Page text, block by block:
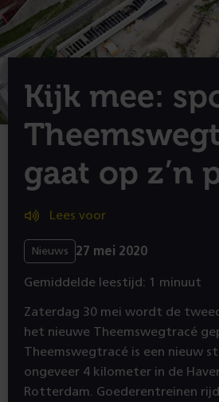
Kijk mee:
gaat op z’n
Lees voor
Nieuws 27 mei 2020
Gemiddelde leestijd: 1 minuut
Zaterdag 30 mei wordt de
het nieuwe Theemswegtracé
Theemswegtracé is een nieuw
ongeveer 4 kilometer in de
Rotterdam. Goederentreinen